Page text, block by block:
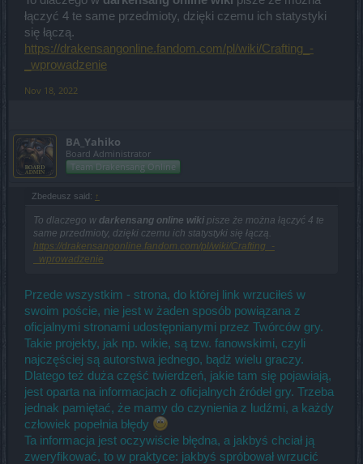
łączyć 4 te same przedmioty, dzięki czemu ich statystyki
się łączą.
https://drakensangonline.fandom.com/pl/wiki/Crafting_-
_wprowadzenie
Nov 18, 2022
BA_Yahiko
Board Administrator
Team Drakensang Online
Zbedeusz said: ↑
To dlaczego w darkensang online wiki pisze że można łączyć 4 te
same przedmioty, dzięki czemu ich statystyki się łączą.
https://drakensangonline.fandom.com/pl/wiki/Crafting_-
_wprowadzenie
Przede wszystkim - strona, do której link wrzuciłeś w
swoim poście, nie jest w żaden sposób powiązana z
oficjalnymi stronami udostępnianymi przez Twórców gry.
Takie projekty, jak np. wikie, są tzw. fanowskimi, czyli
najczęściej są autorstwa jednego, bądź wielu graczy.
Dlatego też duża część twierdzeń, jakie tam się pojawiają,
jest oparta na informacjach z oficjalnych źródeł gry. Trzeba
jednak pamiętać, że mamy do czynienia z ludźmi, a każdy
człowiek popełnia błędy
Ta informacja jest oczywiście błędna, a jakbyś chciał ją
zweryfikować, to w praktyce: jakbyś spróbował wrzucić